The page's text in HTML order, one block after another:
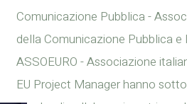
Comunicazione Pubblica -
della Comunicazione Pubblica
ASSOEURO - Associazione
EU Project Manager hanno